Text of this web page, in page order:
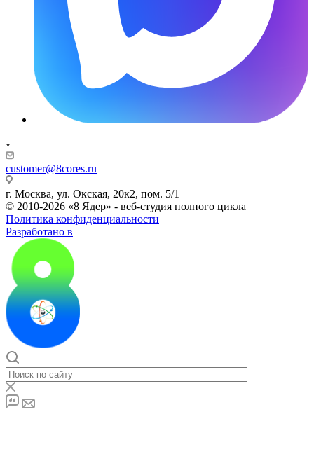
customer@8cores.ru
г. Москва, ул. Окская, 20к2, пом. 5/1
© 2010-2026 «8 Ядер» - веб-студия полного цикла
Политика конфиденциальности
Разработано в